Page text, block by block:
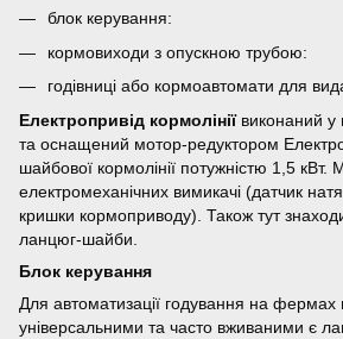
блок керування:
кормовиходи з опускною трубою:
годівниці або кормоавтомати для
Електропривід кормолініївиконаний у
та оснащений мотор-редуктором
шайбової кормолінії потужністю 1,5 кВт.
електромеханічних вимикачі (датчик
кришки кормоприводу). Також тут
ланцюг-шайби.
Блок керування
Для автоматизації годування на фермах
універсальними та часто вживаними є